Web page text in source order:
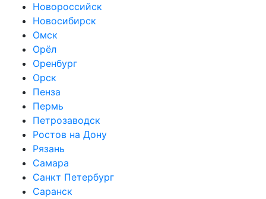
Новороссийск
Новосибирск
Омск
Орёл
Оренбург
Орск
Пенза
Пермь
Петрозаводск
Ростов на Дону
Рязань
Самара
Санкт Петербург
Саранск